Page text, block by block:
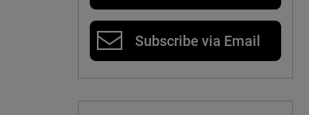
Subscribe via Email